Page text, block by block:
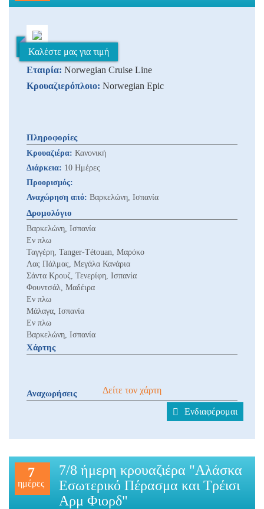
Εταιρία: Norwegian Cruise Line
Κρουαζιερόπλοιο: Norwegian Epic
Καλέστε μας για τιμή
Πληροφορίες
Κρουαζιέρα: Κανονική
Διάρκεια: 10 Ημέρες
Προορισμός:
Αναχώρηση από: Βαρκελώνη, Ισπανία
Δρομολόγιο
Βαρκελώνη, Ισπανία
Εν πλω
Ταγγέρη, Tanger-Tétouan, Μαρόκο
Λας Πάλμας, Μεγάλα Κανάρια
Σάντα Κρουζ, Τενερίφη, Ισπανία
Φουντσάλ, Μαδέιρα
Εν πλω
Μάλαγα, Ισπανία
Εν πλω
Βαρκελώνη, Ισπανία
Χάρτης
Δείτε τον χάρτη
Αναχωρήσεις
Ενδιαφέρομαι
7
ημέρες
7/8 ήμερη κρουαζιέρα "Αλάσκα
Εσωτερικό Πέρασμα και Τρέισι
Αρμ Φιορδ"